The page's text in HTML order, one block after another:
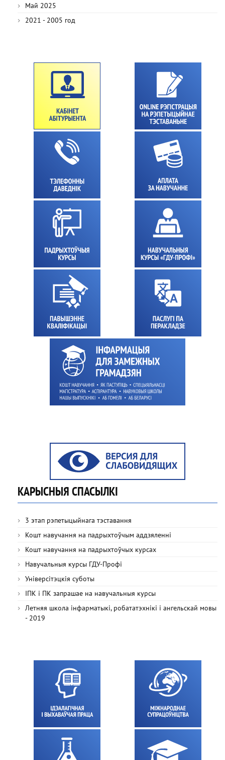
Май 2025
2021 - 2005 год
КАРЫСНЫЯ СПАСЫЛКІ
3 этап рэпетыцыйнага тэставання
Кошт навучання на падрыхтоўчым аддзяленні
Кошт навучання на падрыхтоўчых курсах
Навучальныя курсы ГДУ-Профі
Універсітэцкія суботы
ІПК і ПК запрашае на навучальныя курсы
Летняя школа інфарматыкі, робататэхнікі і ангельскай мовы
- 2019